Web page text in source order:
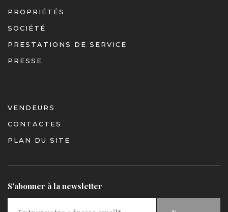
PROPRIÉTÉS
SOCIÉTÉ
PRESTATIONS DE SERVICE
PRESSE
VENDEURS
CONTACTES
PLAN DU SITE
S'abonner à la newsletter